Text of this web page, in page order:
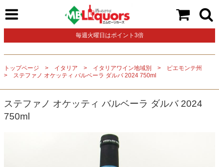
毎週火曜日はポイント3倍
トップページ イタリア イタリアワイン地域別
ピエモンテ州
ステファノ オケッティ バルベーラ ダルバ 2024 750ml
ステファノ オケッティ バルベーラ ダルバ 2024
750ml